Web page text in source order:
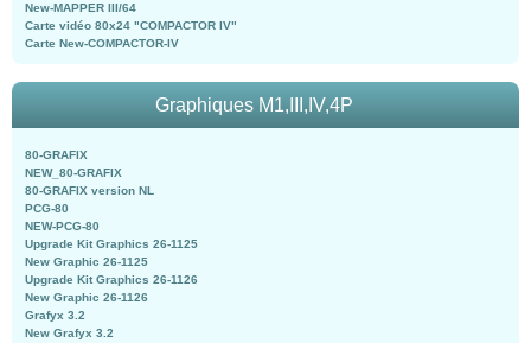
New-MAPPER III/64
Carte vidéo 80x24 "COMPACTOR IV"
Carte New-COMPACTOR-IV
Graphiques M1,III,IV,4P
80-GRAFIX
NEW_80-GRAFIX
80-GRAFIX version NL
PCG-80
NEW-PCG-80
Upgrade Kit Graphics 26-1125
New Graphic 26-1125
Upgrade Kit Graphics 26-1126
New Graphic 26-1126
Grafyx 3.2
New Grafyx 3.2